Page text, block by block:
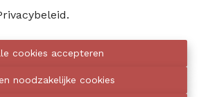
.
cookies accepteren
noodzakelijke cookies
zonder resultaatsgarantie.
blijft onder voorbehoud van
de verkoper.